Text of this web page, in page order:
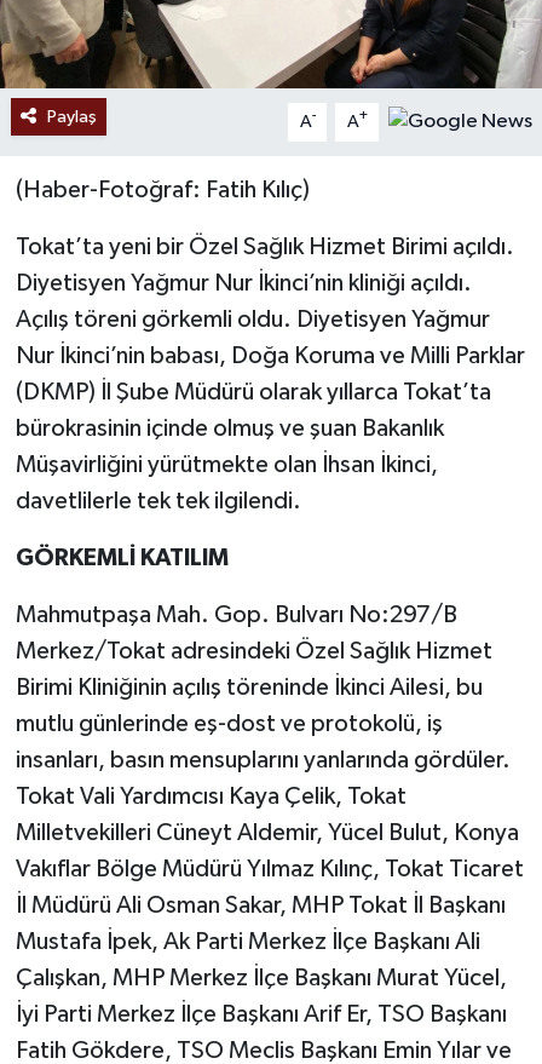
Paylaş A- A+
(Haber-Fotoğraf: Fatih Kılıç)
Tokat’ta yeni bir Özel Sağlık Hizmet Birimi açıldı.
Diyetisyen Yağmur Nur İkinci’nin kliniği açıldı.
Açılış töreni görkemli oldu. Diyetisyen Yağmur
Nur İkinci’nin babası, Doğa Koruma ve Milli Parklar
(DKMP) İl Şube Müdürü olarak yıllarca Tokat’ta
bürokrasinin içinde olmuş ve şuan Bakanlık
Müşavirliğini yürütmekte olan İhsan İkinci,
davetlilerle tek tek ilgilendi.
GÖRKEMLİ KATILIM
Mahmutpaşa Mah. Gop. Bulvarı No:297/B
Merkez/Tokat adresindeki Özel Sağlık Hizmet
Birimi Kliniğinin açılış töreninde İkinci Ailesi, bu
mutlu günlerinde eş-dost ve protokolü, iş
insanları, basın mensuplarını yanlarında gördüler.
Tokat Vali Yardımcısı Kaya Çelik, Tokat
Milletvekilleri Cüneyt Aldemir, Yücel Bulut, Konya
Vakıflar Bölge Müdürü Yılmaz Kılınç, Tokat Ticaret
İl Müdürü Ali Osman Sakar, MHP Tokat İl Başkanı
Mustafa İpek, Ak Parti Merkez İlçe Başkanı Ali
Çalışkan, MHP Merkez İlçe Başkanı Murat Yücel,
İyi Parti Merkez İlçe Başkanı Arif Er, TSO Başkanı
Fatih Gökdere, TSO Meclis Başkanı Emin Yılar ve